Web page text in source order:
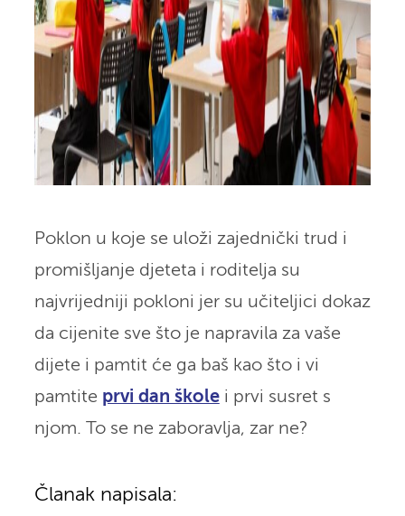
Poklon u koje se uloži zajednički trud i
promišljanje djeteta i roditelja su
najvrijedniji pokloni jer su učiteljici dokaz
da cijenite sve što je napravila za vaše
dijete i pamtit će ga baš kao što i vi
pamtite prvi dan školei prvi susret s
njom. To se ne zaboravlja, zar ne?
Članak napisala: